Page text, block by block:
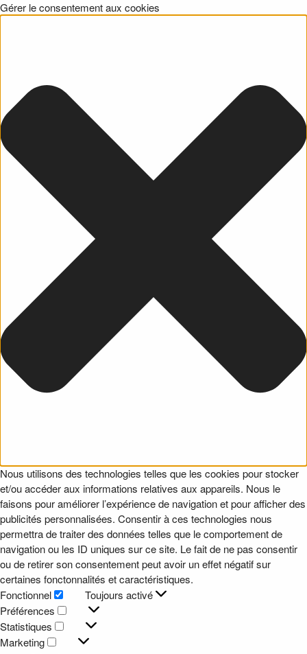
Gérer le consentement aux cookies
Nous utilisons des technologies telles que les cookies pour stocker
et/ou accéder aux informations relatives aux appareils. Nous le
faisons pour améliorer l’expérience de navigation et pour afficher des
publicités personnalisées. Consentir à ces technologies nous
permettra de traiter des données telles que le comportement de
navigation ou les ID uniques sur ce site. Le fait de ne pas consentir
ou de retirer son consentement peut avoir un effet négatif sur
certaines fonctonnalités et caractéristiques.
Fonctionnel
Fonctionnel
Toujours activé
Préférences
Préférences
Statistiques
Statistiques
Marketing